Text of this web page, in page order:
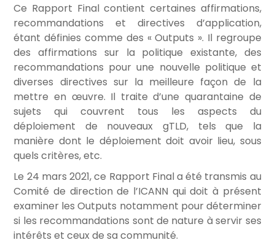
Ce Rapport Final contient certaines affirmations,
recommandations et directives d’application,
étant définies comme des « Outputs ». Il regroupe
des affirmations sur la politique existante, des
recommandations pour une nouvelle politique et
diverses directives sur la meilleure façon de la
mettre en œuvre. Il traite d’une quarantaine de
sujets qui couvrent tous les aspects du
déploiement de nouveaux gTLD, tels que la
manière dont le déploiement doit avoir lieu, sous
quels critères, etc.
Le 24 mars 2021, ce Rapport Final a été transmis au
Comité de direction de l’ICANN qui doit à présent
examiner les Outputs notamment pour déterminer
si les recommandations sont de nature à servir ses
intérêts et ceux de sa communité.